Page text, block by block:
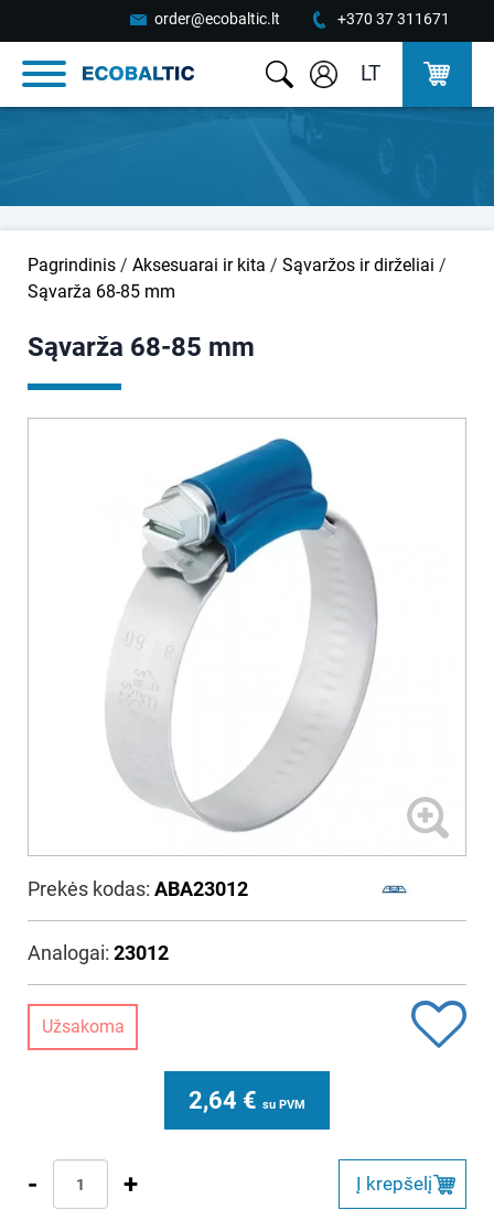
order@ecobaltic.lt +370 37 311671
LT
Pagrindinis / Aksesuarai ir kita / Sąvaržos ir dirželiai /
Sąvarža 68-85 mm
Sąvarža 68-85 mm
Prekės kodas: ABA23012
Analogai: 23012
Užsakoma
2,64 € su PVM
- + Į krepšelį